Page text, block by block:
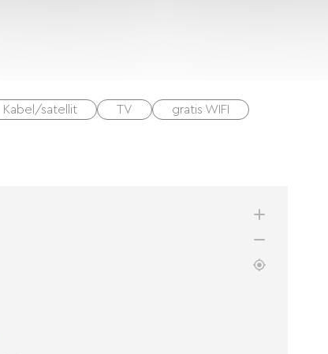
Kabel/satellit TV gratis WIFI